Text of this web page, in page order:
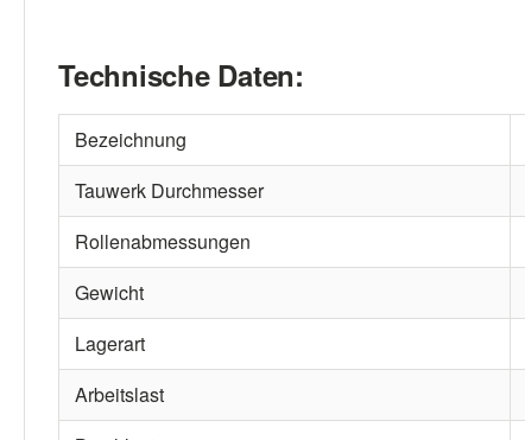
Technische Daten:
Bezeichnung
Tauwerk Durchmesser
Rollenabmessungen
Gewicht
Lagerart
Arbeitslast